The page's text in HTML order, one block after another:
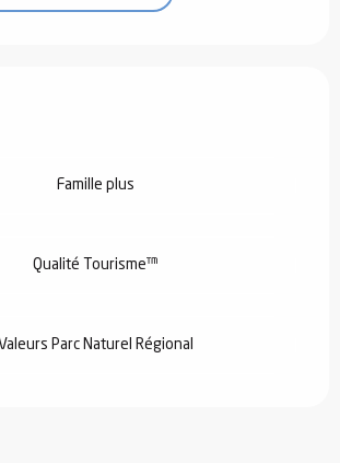
Famille plus
Qualité Tourisme™
Valeurs Parc Naturel Régional